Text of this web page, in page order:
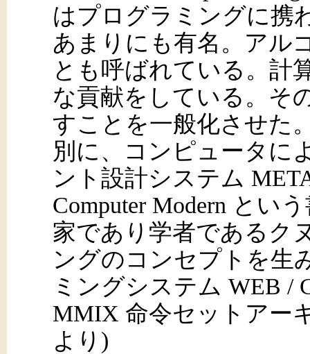
はプログラミングに携
あまりにも有名。アル
とも呼ばれている。計
な貢献をしている。そ
すことを一般化させた
別に、コンピュータに
ント設計システム
Computer Modern とい
家であり学者であるク
ングのコンセプトを生
ミングシステム WEB /
MMIX 命令セットアー
より)